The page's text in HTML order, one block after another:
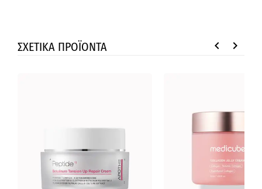
ΣΧΕΤΙΚΑ ΠΡΟΪΟΝΤΑ keyboard_arrow_left keyboard_arrow_right